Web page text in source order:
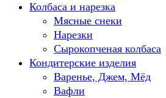
Колбаса и нарезка
Мясные снеки
Нарезки
Сырокопченая колбаса
Кондитерские изделия
Варенье, Джем, Мёд
Вафли